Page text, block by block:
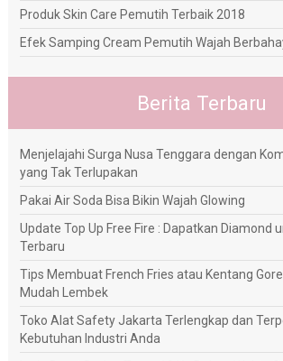
Produk Skin Care Pemutih Terbaik 2018
Efek Samping Cream Pemutih Wajah
Berita Terbaru
Menjelajahi Surga Nusa Tenggara dengan
yang Tak Terlupakan
Pakai Air Soda Bisa Bikin Wajah Glowing
Update Top Up Free Fire : Dapatkan Diamond
Terbaru
Tips Membuat French Fries atau Kentang
Mudah Lembek
Toko Alat Safety Jakarta Terlengkap dan
Kebutuhan Industri Anda